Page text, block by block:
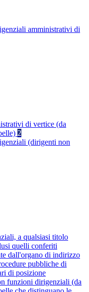
amministrativi di
di vertice (da
2
(dirigenti non
a qualsiasi titolo
quelli conferiti
dall'organo di indirizzo
pubbliche di
di posizione
funzioni dirigenziali (da